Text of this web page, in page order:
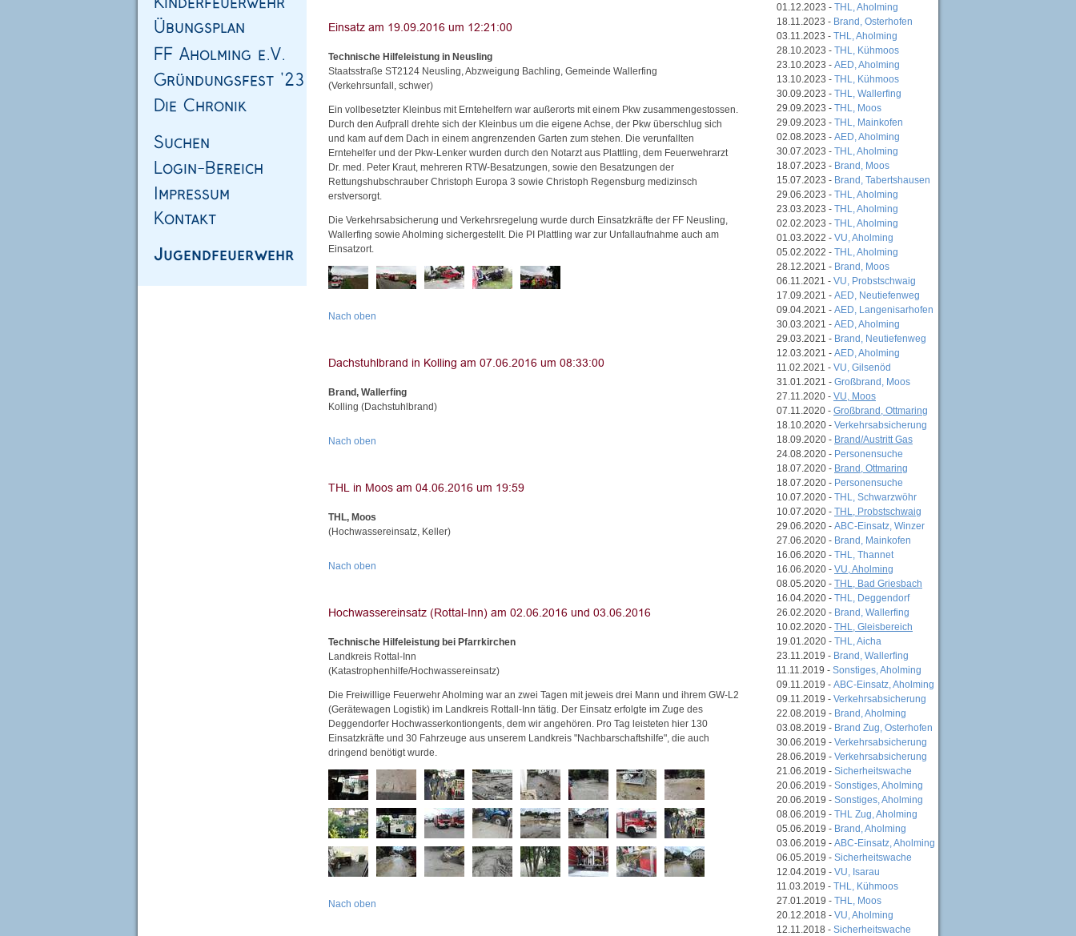
Technische Hilfeleistung in Neusling
Staatsstraße ST2124 Neusling, Abzweigung Bachling, Gemeinde Wallerfing
(Verkehrsunfall, schwer)
Ein vollbesetzter Kleinbus mit Erntehelfern war außerorts mit einem Pkw zusammengestossen.
Durch den Aufprall drehte sich der Kleinbus um die eigene Achse, der Pkw überschlug sich
und kam auf dem Dach in einem angrenzenden Garten zum stehen. Die verunfallten
Erntehelfer und der Pkw-Lenker wurden durch den Notarzt aus Plattling, dem Feuerwehrarzt
Dr. med. Peter Kraut, mehreren RTW-Besatzungen, sowie den Besatzungen der
Rettungshubschrauber Christoph Europa 3 sowie Christoph Regensburg medizinsch
erstversorgt.
Die Verkehrsabsicherung und Verkehrsregelung wurde durch Einsatzkräfte der FF Neusling,
Wallerfing sowie Aholming sichergestellt. Die PI Plattling war zur Unfallaufnahme auch am
Einsatzort.
Nach oben
Brand, Wallerfing
Kolling (Dachstuhlbrand)
Nach oben
THL, Moos
(Hochwassereinsatz, Keller)
Nach oben
Technische Hilfeleistung bei Pfarrkirchen
Landkreis Rottal-Inn
(Katastrophenhilfe/Hochwassereinsatz)
Die Freiwillige Feuerwehr Aholming war an zwei Tagen mit jeweis drei Mann und ihrem GW-L2
(Gerätewagen Logistik) im Landkreis Rottall-Inn tätig. Der Einsatz erfolgte im Zuge des
Deggendorfer Hochwasserkontiongents, dem wir angehören. Pro Tag leisteten hier 130
Einsatzkräfte und 30 Fahrzeuge aus unserem Landkreis "Nachbarschaftshilfe", die auch
dringend benötigt wurde.
Nach oben
01.12.2023 - THL, Aholming
18.11.2023 - Brand, Osterhofen
03.11.2023 - THL, Aholming
28.10.2023 - THL, Kühmoos
23.10.2023 - AED, Aholming
13.10.2023 - THL, Kühmoos
30.09.2023 - THL, Wallerfing
29.09.2023 - THL, Moos
29.09.2023 - THL, Mainkofen
02.08.2023 - AED, Aholming
30.07.2023 - THL, Aholming
18.07.2023 - Brand, Moos
15.07.2023 - Brand, Tabertshausen
29.06.2023 - THL, Aholming
23.03.2023 - THL, Aholming
02.02.2023 - THL, Aholming
01.03.2022 - VU, Aholming
05.02.2022 - THL, Aholming
28.12.2021 - Brand, Moos
06.11.2021 - VU, Probstschwaig
17.09.2021 - AED, Neutiefenweg
09.04.2021 - AED, Langenisarhofen
30.03.2021 - AED, Aholming
29.03.2021 - Brand, Neutiefenweg
12.03.2021 - AED, Aholming
11.02.2021 - VU, Gilsenöd
31.01.2021 - Großbrand, Moos
27.11.2020 - VU, Moos
07.11.2020 - Großbrand, Ottmaring
18.10.2020 - Verkehrsabsicherung
18.09.2020 - Brand/Austritt Gas
24.08.2020 - Personensuche
18.07.2020 - Brand, Ottmaring
18.07.2020 - Personensuche
10.07.2020 - THL, Schwarzwöhr
10.07.2020 - THL, Probstschwaig
29.06.2020 - ABC-Einsatz, Winzer
27.06.2020 - Brand, Mainkofen
16.06.2020 - THL, Thannet
16.06.2020 - VU, Aholming
08.05.2020 - THL, Bad Griesbach
16.04.2020 - THL, Deggendorf
26.02.2020 - Brand, Wallerfing
10.02.2020 - THL, Gleisbereich
19.01.2020 - THL, Aicha
23.11.2019 - Brand, Wallerfing
11.11.2019 - Sonstiges, Aholming
09.11.2019 - ABC-Einsatz, Aholming
09.11.2019 - Verkehrsabsicherung
22.08.2019 - Brand, Aholming
03.08.2019 - Brand Zug, Osterhofen
30.06.2019 - Verkehrsabsicherung
28.06.2019 - Verkehrsabsicherung
21.06.2019 - Sicherheitswache
20.06.2019 - Sonstiges, Aholming
20.06.2019 - Sonstiges, Aholming
08.06.2019 - THL Zug, Aholming
05.06.2019 - Brand, Aholming
03.06.2019 - ABC-Einsatz, Aholming
06.05.2019 - Sicherheitswache
12.04.2019 - VU, Isarau
11.03.2019 - THL, Kühmoos
27.01.2019 - THL, Moos
20.12.2018 - VU, Aholming
12.11.2018 - Sicherheitswache